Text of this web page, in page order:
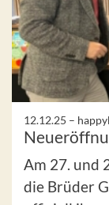
12.12.25 –
Am 27. und
die Brüder